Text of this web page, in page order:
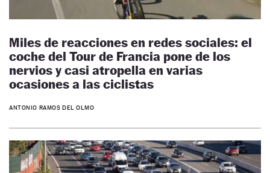
Miles de reacciones en redes sociales: el
coche del Tour de Francia pone de los
nervios y casi atropella en varias
ocasiones a las ciclistas
ANTONIO RAMOS DEL OLMO